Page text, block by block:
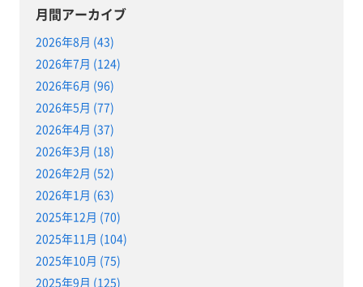
月間アーカイブ
2026年8月 (43)
2026年7月 (124)
2026年6月 (96)
2026年5月 (77)
2026年4月 (37)
2026年3月 (18)
2026年2月 (52)
2026年1月 (63)
2025年12月 (70)
2025年11月 (104)
2025年10月 (75)
2025年9月 (125)